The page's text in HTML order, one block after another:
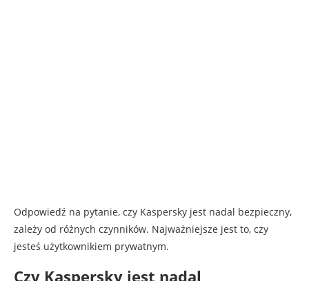
Odpowiedź na pytanie, czy Kaspersky jest nadal bezpieczny,
zależy od różnych czynników. Najważniejsze jest to, czy
jesteś użytkownikiem prywatnym.
Czy Kaspersky jest nadal